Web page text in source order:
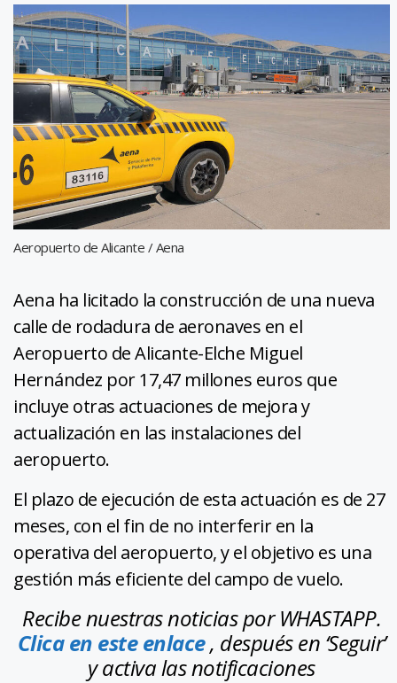
Aeropuerto de Alicante / Aena
Aena ha licitado la construcción de una nueva
calle de rodadura de aeronaves en el
Aeropuerto de Alicante-Elche Miguel
Hernández por 17,47 millones euros que
incluye otras actuaciones de mejora y
actualización en las instalaciones del
aeropuerto.
El plazo de ejecución de esta actuación es de 27
meses, con el fin de no interferir en la
operativa del aeropuerto, y el objetivo es una
gestión más eficiente del campo de vuelo.
Recibe nuestras noticias por WHASTAPP.
Clica en este enlace, después en ‘Seguir’
y activa las notificaciones